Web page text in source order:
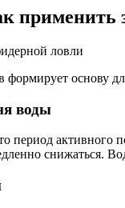
применить
формирует основу
воды
период активного
снижаться.